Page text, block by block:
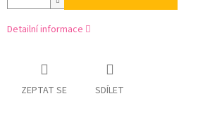
Detailní informace
ZEPTAT SE SDÍLET